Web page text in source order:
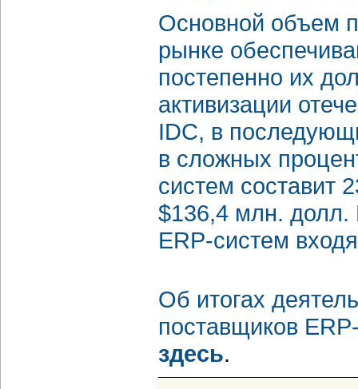
Основной объем
рынке
постепенно их
активизации
IDC, в
в сложных
систем составит
$136,4 млн. долл.
ERP-систем
Об итогах
поставщиков
здесь.